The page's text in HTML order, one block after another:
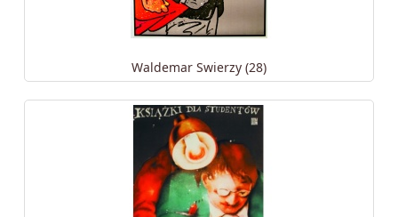
Waldemar Swierzy (28)